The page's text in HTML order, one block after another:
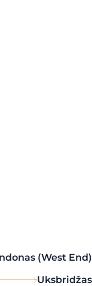
(West End)
Uksbridžas